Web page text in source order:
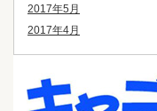
2017年5月
2017年4月